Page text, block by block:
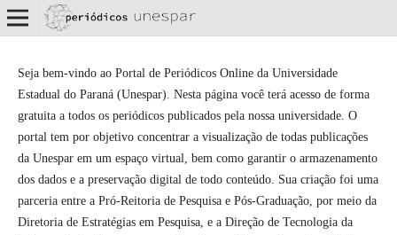
Seja bem-vindo ao Portal de Periódicos Online da Universidade
Estadual do Paraná (Unespar). Nesta página você terá acesso de forma
gratuita a todos os periódicos publicados pela nossa universidade. O
portal tem por objetivo concentrar a visualização de todas publicações
da Unespar em um espaço virtual, bem como garantir o armazenamento
dos dados e a preservação digital de todo conteúdo. Sua criação foi uma
parceria entre a Pró-Reitoria de Pesquisa e Pós-Graduação, por meio da
Diretoria de Estratégias em Pesquisa, e a Direção de Tecnologia da